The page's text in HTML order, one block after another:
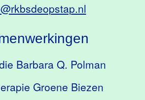
Barbara Q. Polman
Groene Biezen